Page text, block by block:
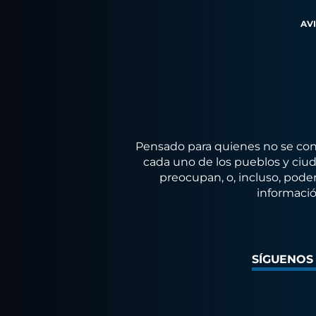
Pensado para quienes no se
cada uno de los pueblos y
preocupan, o, incluso,
SÍGUENOS